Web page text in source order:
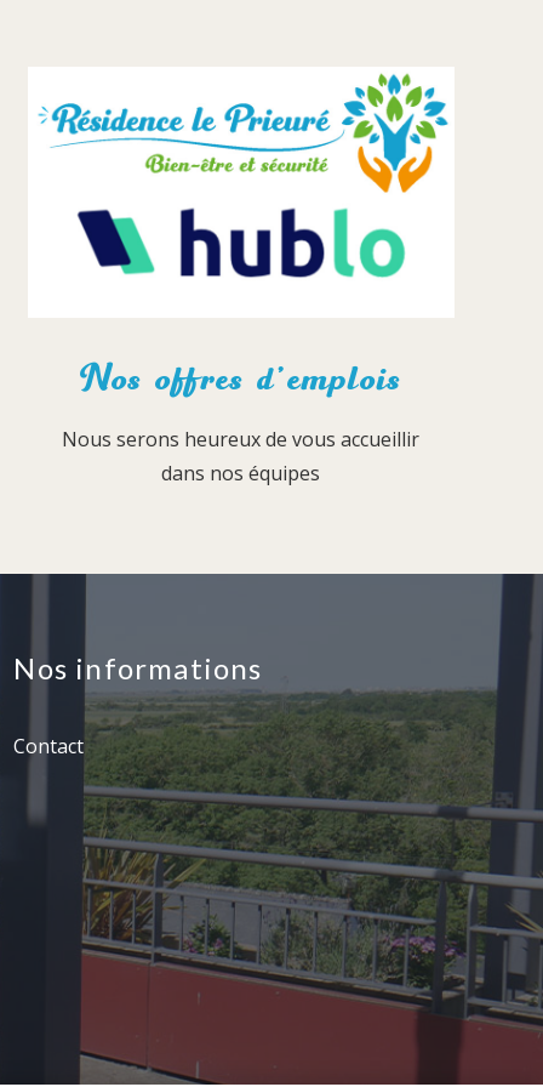
Nos offres d’emplois
Nous serons heureux de vous accueillir
dans nos équipes
Nos informations
Contact